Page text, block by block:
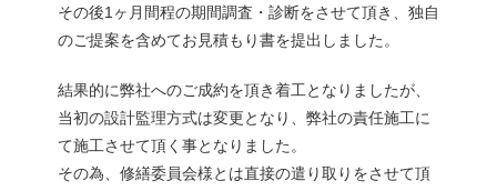
その後1ヶ月間程の期間調査・診断をさせて頂き、独自
のご提案を含めてお見積もり書を提出しました。
結果的に弊社へのご成約を頂き着工となりましたが、
当初の設計監理方式は変更となり、弊社の責任施工に
て施工させて頂く事となりました。
その為、修繕委員会様とは直接の遣り取りをさせて頂